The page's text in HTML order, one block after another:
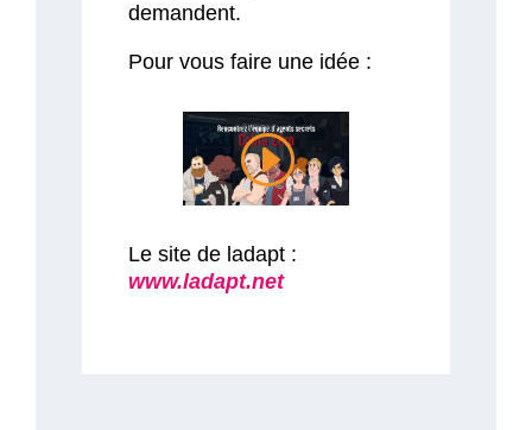
demandent.
Pour vous faire une idée :
Le site de ladapt :
www.ladapt.net